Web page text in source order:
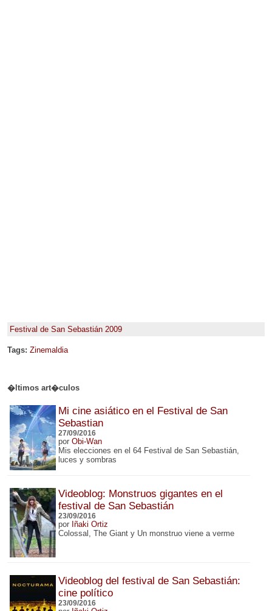
Festival de San Sebastián 2009
Tags:Zinemaldia
�ltimos art�culos
Mi cine asiático en el Festival de San
Sebastian
27/09/2016
porObi-Wan
Mis elecciones en el 64 Festival de San Sebastián,
luces y sombras
Videoblog: Monstruos gigantes en el
festival de San Sebastián
23/09/2016
por Iñaki Ortiz
Colossal, The Giant y Un monstruo viene a verme
Videoblog del festival de San Sebastián:
cine político
23/09/2016